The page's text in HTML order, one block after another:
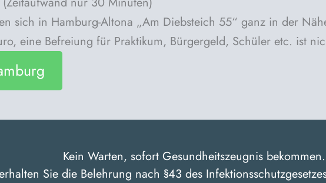
sich in Hamburg-Altona „Am Diebsteich 55“ ganz in der
eine Befreiung für Praktikum, Bürgergeld, Schüler etc. ist
Kein Warten, sofort Gesundheitszeugnis bekommen.
Sie die Belehrung nach §43 des